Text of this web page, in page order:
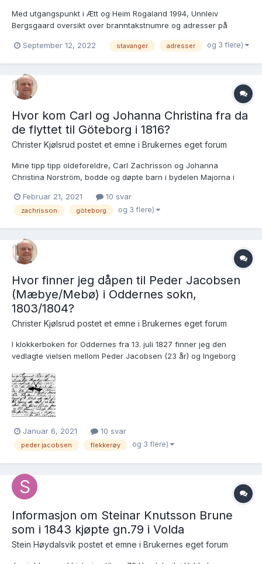
Med utgangspunkt i Ætt og Heim Rogaland 1994, Unnleiv
Bergsgaard oversikt over branntakstnumre og adresser på
spørsmål som jeg håper på gode svar på. Slik det ser ut for meg
September 12, 2022 stavanger adresser og 3 flere)
Hvor kom Carl og Johanna Christina fra da
de flyttet til Göteborg i 1816?
Christer Kjølsrud postet et emne i Brukernes eget forum
Mine tipp tipp oldeforeldre, Carl Zachrisson og Johanna
Christina Norström, bodde og døpte barn i bydelen Majorna i
senere ble Karl Johans församling. Fødselsåret deres varierer
mellom 1785 til 1787 i oppføringene. Den første oppføringe...
Februar 21, 2021 10 svar
zachrisson göteborg og 3 flere)
Hvor finner jeg dåpen til Peder Jacobsen
(Mæbye/Mebø) i Oddernes sokn,
1803/1804?
Christer Kjølsrud postet et emne i Brukernes eget forum
I klokkerboken for Oddernes fra 13. juli 1827 finner jeg den
vedlagte vielsen mellom Peder Jacobsen (23 år) og Ingeborg
ikke dåpen til Peder, verken i ministerialboken eller klokkerboken
for 1803/1804. I vielsen fra ministerialboken s...
Januar 6, 2021 10 svar
peder jacobsen flekkerøy og 3 flere)
Informasjon om Steinar Knutsson Brune
som i 1843 kjøpte gn.79 i Volda
Stein Høydalsvik postet et emne i Brukernes eget forum